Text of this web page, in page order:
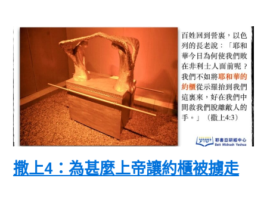
撒上4：為甚麼上帝讓約櫃被擄走